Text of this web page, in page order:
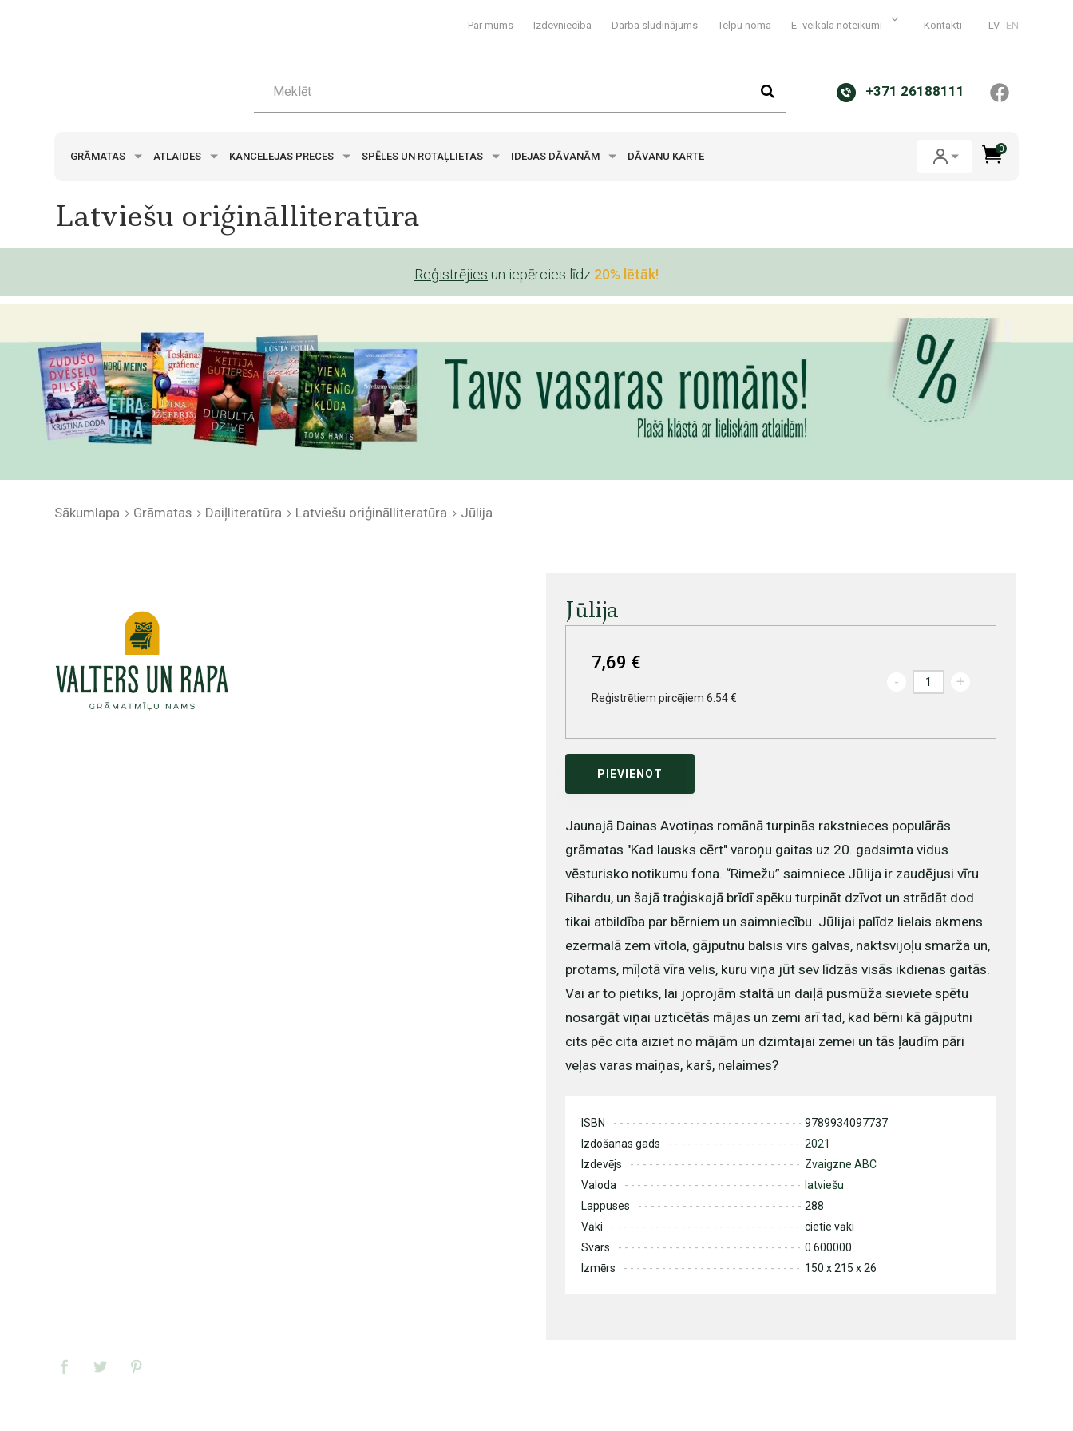
Par mums Izdevniecība Darba sludinājums Telpu noma E- veikala noteikumi Kontakti LV EN
+371 26188111
GRĀMATAS ATLAIDES KANCELEJAS PRECES SPĒLES UN ROTAĻLIETAS IDEJAS DĀVANĀM DĀVANU KARTE
0
Latviešu oriģinālliteratūra
Reģistrējies un iepērcies līdz 20% lētāk!
Sākumlapa Grāmatas Daiļliteratūra Latviešu oriģinālliteratūra Jūlija
Jūlija
7,69 €
Reģistrētiem pircējiem 6.54 €
- +
PIEVIENOT
Jaunajā Dainas Avotiņas romānā turpinās rakstnieces populārās
grāmatas "Kad lausks cērt" varoņu gaitas uz 20. gadsimta vidus
vēsturisko notikumu fona. “Rimežu” saimniece Jūlija ir zaudējusi vīru
Rihardu, un šajā traģiskajā brīdī spēku turpināt dzīvot un strādāt dod
tikai atbildība par bērniem un saimniecību. Jūlijai palīdz lielais akmens
ezermalā zem vītola, gājputnu balsis virs galvas, naktsvijoļu smarža un,
protams, mīļotā vīra velis, kuru viņa jūt sev līdzās visās ikdienas gaitās.
Vai ar to pietiks, lai joprojām staltā un daiļā pusmūža sieviete spētu
nosargāt viņai uzticētās mājas un zemi arī tad, kad bērni kā gājputni
cits pēc cita aiziet no mājām un dzimtajai zemei un tās ļaudīm pāri
veļas varas maiņas, karš, nelaimes?
ISBN
9789934097737
Izdošanas gads
2021
Izdevējs
Zvaigzne ABC
Valoda
latviešu
Lappuses
288
Vāki
cietie vāki
Svars
0.600000
Izmērs
150 x 215 x 26